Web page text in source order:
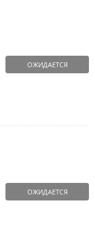
ОЖИДАЕТСЯ
ОЖИДАЕТСЯ